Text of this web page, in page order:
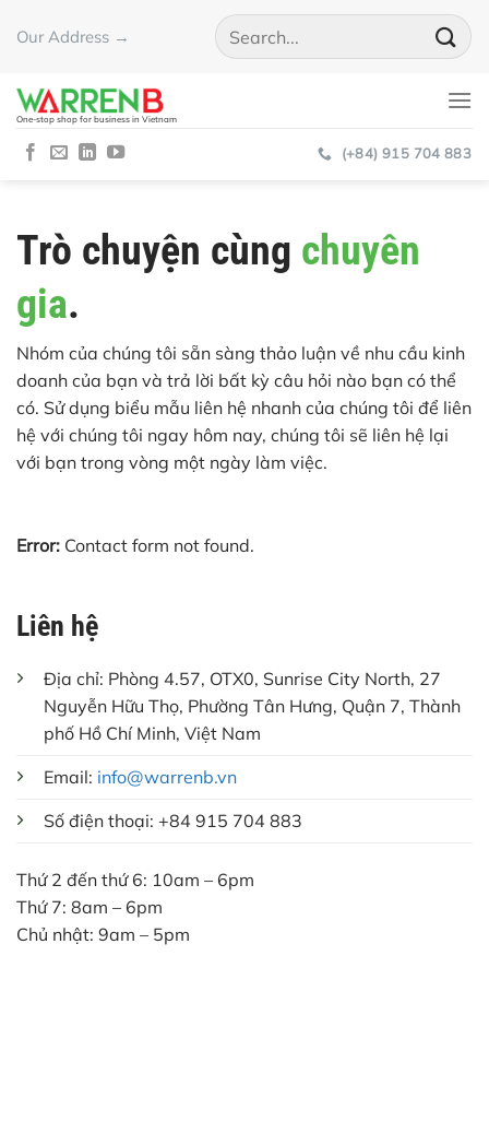
Our Address →
One-stop shop for business in Vietnam
(+84) 915 704 883
Trò chuyện cùng chuyên
gia.
Nhóm của chúng tôi sẵn sàng thảo luận về nhu cầu kinh
doanh của bạn và trả lời bất kỳ câu hỏi nào bạn có thể
có. Sử dụng biểu mẫu liên hệ nhanh của chúng tôi để liên
hệ với chúng tôi ngay hôm nay, chúng tôi sẽ liên hệ lại
với bạn trong vòng một ngày làm việc.
Error: Contact form not found.
Liên hệ
Địa chỉ: Phòng 4.57, OTX0, Sunrise City North, 27
Nguyễn Hữu Thọ, Phường Tân Hưng, Quận 7, Thành
phố Hồ Chí Minh, Việt Nam
Email: info@warrenb.vn
Số điện thoại: +84 915 704 883
Thứ 2 đến thứ 6: 10am – 6pm
Thứ 7: 8am – 6pm
Chủ nhật: 9am – 5pm